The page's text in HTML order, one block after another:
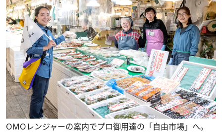
OMOレンジャーの案内でプロ御用達の「自由市場」へ。